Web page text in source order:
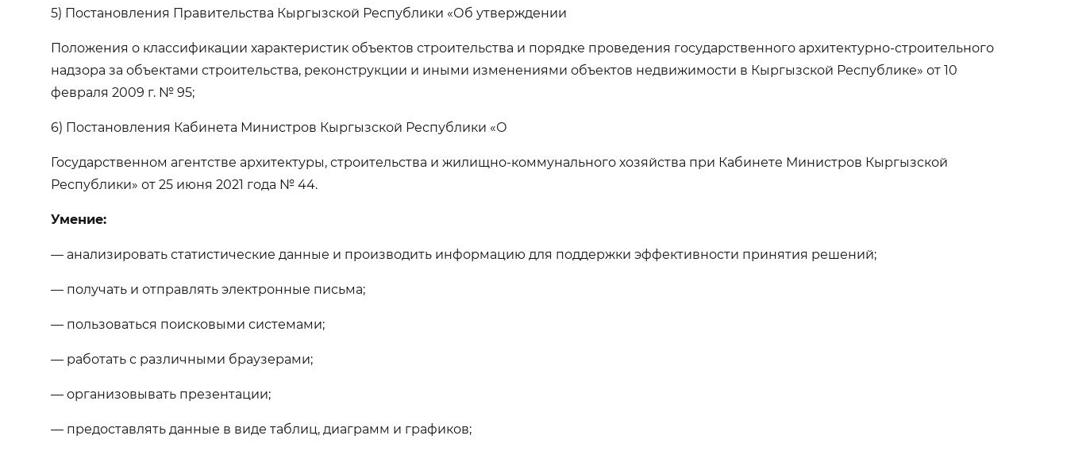
5) Постановления Правительства Кыргызской Республики «Об утверждении
Положения о классификации характеристик объектов строительства и порядке проведения государственного архитектурно-строительного
надзора за объектами строительства, реконструкции и иными изменениями объектов недвижимости в Кыргызской Республике» от 10
февраля 2009 г. № 95;
6) Постановления Кабинета Министров Кыргызской Республики «О
Государственном агентстве архитектуры, строительства и жилищно-коммунального хозяйства при Кабинете Министров Кыргызской
Республики» от 25 июня 2021 года № 44.
Умение:
— анализировать статистические данные и производить информацию для поддержки эффективности принятия решений;
— получать и отправлять электронные письма;
— пользоваться поисковыми системами;
— работать с различными браузерами;
— организовывать презентации;
— предоставлять данные в виде таблиц, диаграмм и графиков;